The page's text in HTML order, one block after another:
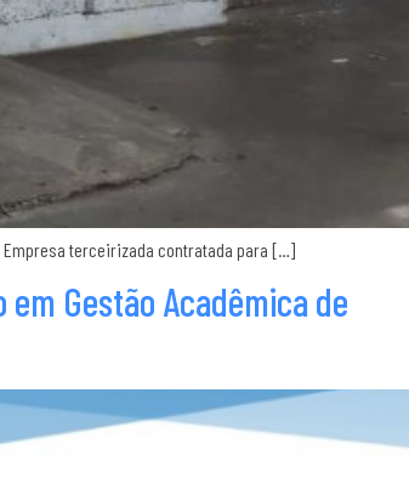
Empresa terceirizada contratada para […]
Gestão Acadêmica de